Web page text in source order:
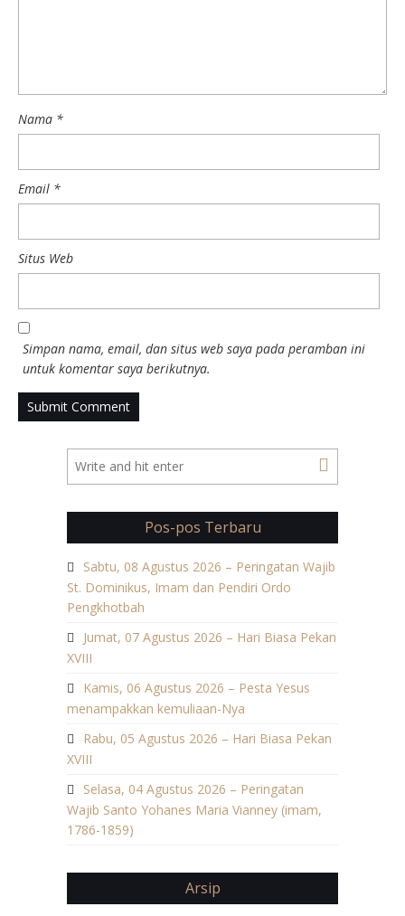
Nama *
Email *
Situs Web
Simpan nama, email, dan situs web saya pada peramban ini
untuk komentar saya berikutnya.
Pos-pos Terbaru
Sabtu, 08 Agustus 2026 – Peringatan Wajib
St. Dominikus, Imam dan Pendiri Ordo
Pengkhotbah
Jumat, 07 Agustus 2026 – Hari Biasa Pekan
XVIII
Kamis, 06 Agustus 2026 – Pesta Yesus
menampakkan kemuliaan-Nya
Rabu, 05 Agustus 2026 – Hari Biasa Pekan
XVIII
Selasa, 04 Agustus 2026 – Peringatan
Wajib Santo Yohanes Maria Vianney (imam,
1786-1859)
Arsip